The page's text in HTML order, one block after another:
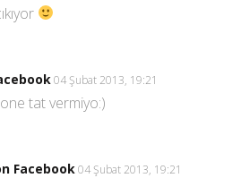
04 Şubat 2013, 19:21
tat vermiyo:)
Facebook04 Şubat 2013, 19:21